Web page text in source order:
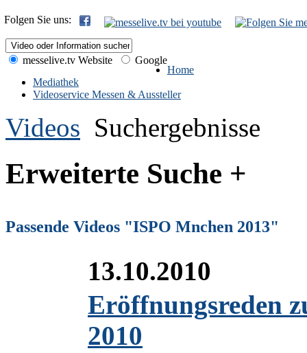
Folgen Sie uns:
messelive.tv Website
Google
Home
Mediathek
Videoservice Messen & Aussteller
Videos Suchergebnisse
Erweiterte Suche +
Passende Videos "ISPO Mnchen 2013"
13.10.2010
Eröffnungsreden
2010